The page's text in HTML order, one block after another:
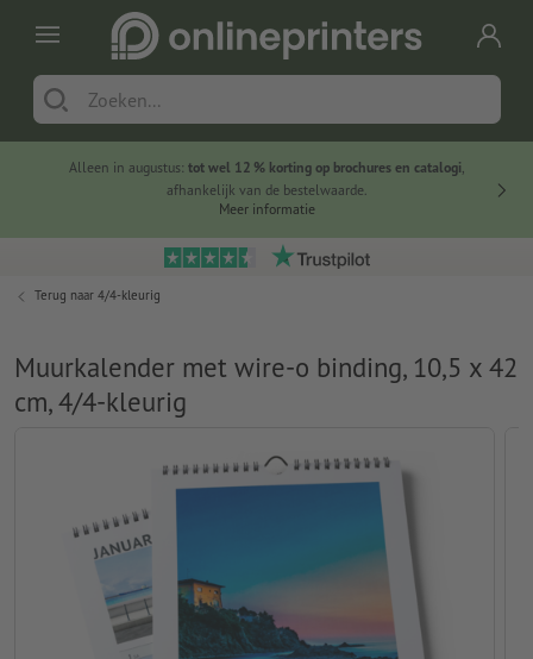
Alleen in augustus: tot wel 12 % korting op brochures en catalogi,
afhankelijk van de bestelwaarde.
Meer informatie
Terug naar 4/4-kleurig
Muurkalender met wire-o binding, 10,5 x 42
cm, 4/4-kleurig